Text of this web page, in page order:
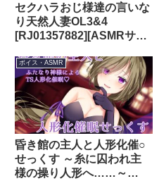
セクハラおじ様達の言いな
り天然人妻OL3&4
[RJ01357882][ASMRサー
ボイス・ASMR
昏き館の主人と人形化催○
せっくす ～糸に囚われ主
様の操り人形へ……～